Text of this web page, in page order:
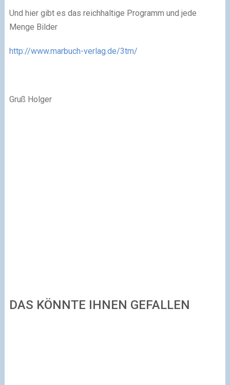
Und hier gibt es das reichhaltige Programm und jede
Menge Bilder
http://www.marbuch-verlag.de/3tm/
Gruß Holger
DAS KÖNNTE IHNEN GEFALLEN